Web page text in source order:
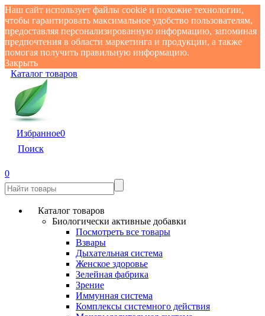
Наш сайт использует файлы cookie и похожие технологии,
чтобы гарантировать максимальное удобство пользователям,
предоставляя персонализированную информацию, запоминая
предпочтения в области маркетинга и продукции, а также
помогая получить правильную информацию.
Закрыть
Каталог товаров
Избранное0
Поиск
0
Каталог товаров
Биологически активные добавки
Посмотреть все товары
Взвары
Дыхательная система
Женское здоровье
Зелейная фабрика
Зрение
Иммунная система
Комплексы системного действия